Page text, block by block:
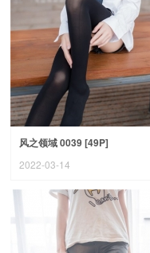
风之领域 0039 [49P]
2022-03-14